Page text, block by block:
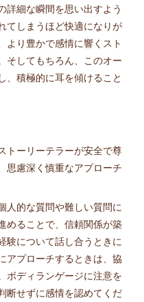
詳細な瞬間を思い出すよう
てしまうほど快適になりが
より豊かで感情に響くスト
そしてもちろん、このオー
、積極的に耳を傾けること
トーリーテラーが安全で尊
思慮深く慎重なアプローチ
人的な質問や難しい質問に
めることで、信頼関係が築
験について話し合うときに
アプローチするときは、協
ボディランゲージに注意を
断せずに感情を認めてくだ